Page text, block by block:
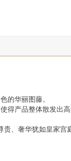
的华丽图藤。
得产品整体散发出
、奢华犹如皇家宫